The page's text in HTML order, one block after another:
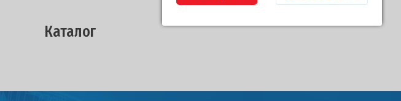
Каталог